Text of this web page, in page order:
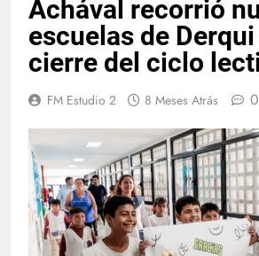
Achával recorrió
escuelas de Derqui
cierre del ciclo
FM Estudio 2 8 Meses Atrás 0